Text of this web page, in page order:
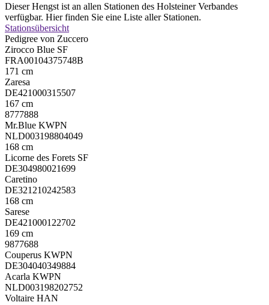
Dieser Hengst ist an allen Stationen des Holsteiner Verbandes
verfügbar. Hier finden Sie eine Liste aller Stationen.
Stationsübersicht
Pedigree von Zuccero
Zirocco Blue SF
FRA00104375748B
171 cm
Zaresa
DE421000315507
167 cm
8777888
Mr.Blue KWPN
NLD003198804049
168 cm
Licorne des Forets SF
DE304980021699
Caretino
DE321210242583
168 cm
Sarese
DE421000122702
169 cm
9877688
Couperus KWPN
DE304040349884
Acarla KWPN
NLD003198202752
Voltaire HAN